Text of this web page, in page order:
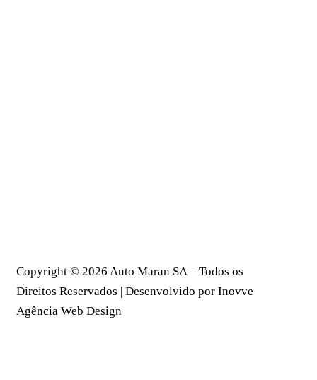
Copyright © 2026 Auto Maran SA – Todos os
Direitos Reservados | Desenvolvido por Inovve
Agência Web Design